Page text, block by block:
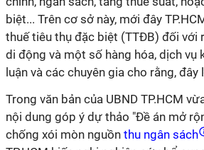
biệt... Trên cơ sở này, mới đây
thuế tiêu thụ đặc biệt (TTĐB) đối với
di động và một số hàng hóa, dịch vụ
luận và các chuyên gia cho rằng, đây
Trong văn bản của UBND TP.HCM
nội dung góp ý dự thảo "Đề án mở
chống xói mòn nguồn thu ngân sách